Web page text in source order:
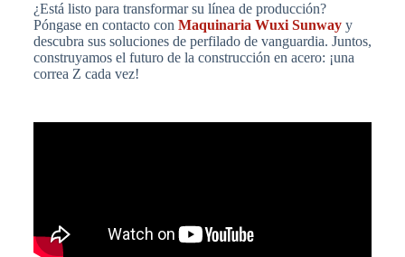
¿Está listo para transformar su línea de producción?
Póngase en contacto con Maquinaria Wuxi Sunwayy
descubra sus soluciones de perfilado de vanguardia. Juntos,
construyamos el futuro de la construcción en acero: ¡una
correa Z cada vez!